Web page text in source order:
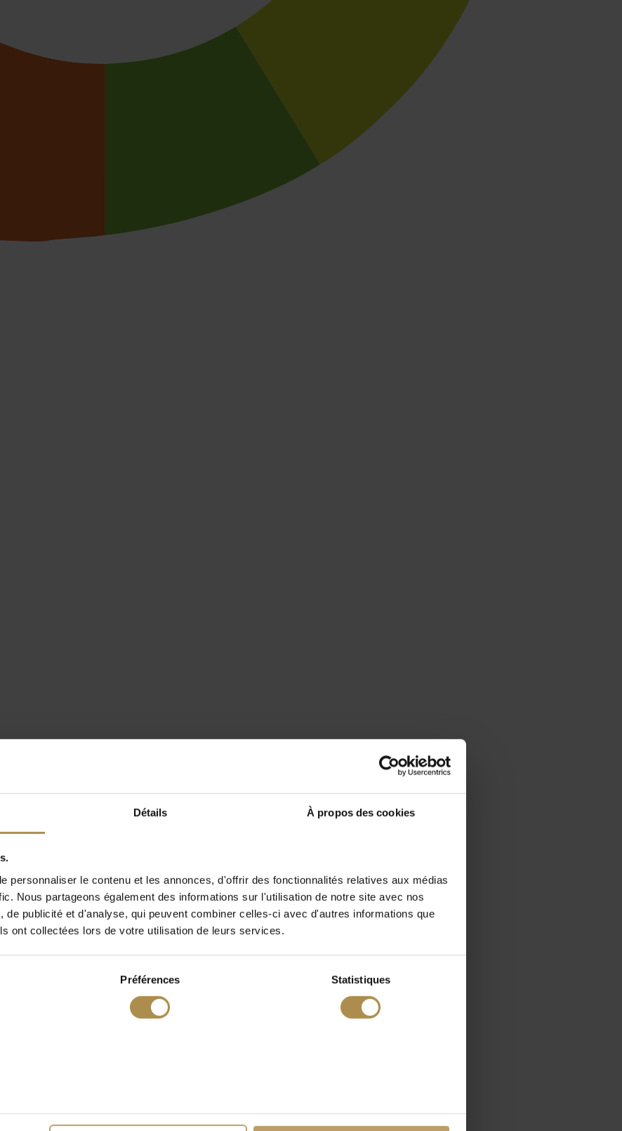
Détails À propos des cookies
personnaliser le contenu et les annonces, d'offrir des fonctionnalités relatives aux médias
Nous partageons également des informations sur l'utilisation de notre site avec nos
de publicité et d'analyse, qui peuvent combiner celles-ci avec d'autres informations que
ont collectées lors de votre utilisation de leurs services.
Préférences Statistiques